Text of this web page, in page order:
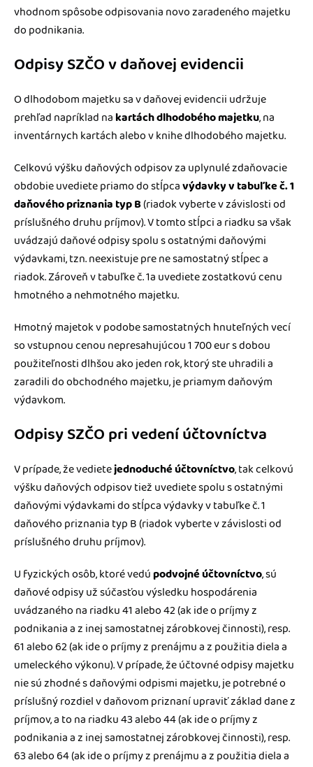
vhodnom spôsobe odpisovania novo zaradeného majetku
do podnikania.
Odpisy SZČO v daňovej evidencii
O dlhodobom majetku sa v daňovej evidencii udržuje
prehľad napríklad na kartách dlhodobého majetku, na
inventárnych kartách alebo v knihe dlhodobého majetku.
Celkovú výšku daňových odpisov za uplynulé zdaňovacie
obdobie uvediete priamo do stĺpcavýdavky v tabuľke č. 1
daňového priznania typ B(riadok vyberte v závislosti od
príslušného druhu príjmov). V tomto stĺpci a riadku sa však
uvádzajú daňové odpisy spolu s ostatnými daňovými
výdavkami, tzn. neexistuje pre ne samostatný stĺpec a
riadok. Zároveň v tabuľke č. 1a uvediete zostatkovú cenu
hmotného a nehmotného majetku.
Hmotný majetok v podobe samostatných hnuteľných vecí
so vstupnou cenou nepresahujúcou 1 700 eur s dobou
použiteľnosti dlhšou ako jeden rok, ktorý ste uhradili a
zaradili do obchodného majetku, je priamym daňovým
výdavkom.
Odpisy SZČO pri vedení účtovníctva
V prípade, že vedietejednoduché účtovníctvo, tak celkovú
výšku daňových odpisov tiež uvediete spolu s ostatnými
daňovými výdavkami do stĺpca výdavky v tabuľke č. 1
daňového priznania typ B (riadok vyberte v závislosti od
príslušného druhu príjmov).
U fyzických osôb, ktoré vedúpodvojné účtovníctvo, sú
daňové odpisy už súčasťou výsledku hospodárenia
uvádzaného na riadku 41 alebo 42 (ak ide o príjmy z
podnikania a z inej samostatnej zárobkovej činnosti), resp.
61 alebo 62 (ak ide o príjmy z prenájmu a z použitia diela a
umeleckého výkonu). V prípade, že účtovné odpisy majetku
nie sú zhodné s daňovými odpismi majetku, je potrebné o
príslušný rozdiel v daňovom priznaní upraviť základ dane z
príjmov, a to na riadku 43 alebo 44 (ak ide o príjmy z
podnikania a z inej samostatnej zárobkovej činnosti), resp.
63 alebo 64 (ak ide o príjmy z prenájmu a z použitia diela a